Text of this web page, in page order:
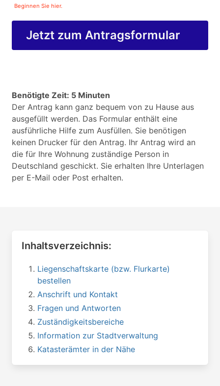
Beginnen Sie hier.
Jetzt zum Antragsformular
Benötigte Zeit: 5 Minuten
Der Antrag kann ganz bequem von zu Hause aus
ausgefüllt werden. Das Formular enthält eine
ausführliche Hilfe zum Ausfüllen. Sie benötigen
keinen Drucker für den Antrag. Ihr Antrag wird an
die für Ihre Wohnung zuständige Person in
Deutschland geschickt. Sie erhalten Ihre Unterlagen
per E-Mail oder Post erhalten.
Inhaltsverzeichnis:
Liegenschaftskarte (bzw. Flurkarte)
bestellen
Anschrift und Kontakt
Fragen und Antworten
Zuständigkeitsbereiche
Information zur Stadtverwaltung
Katasterämter in der Nähe